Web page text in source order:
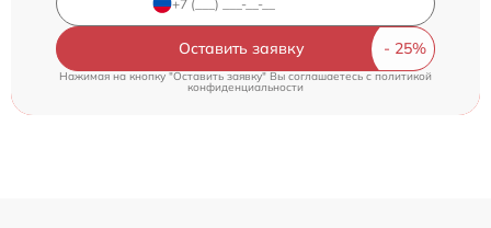
Оставить заявку
Нажимая на кнопку "Оставить заявку" Вы соглашаетесь c политикой
конфиденциальности